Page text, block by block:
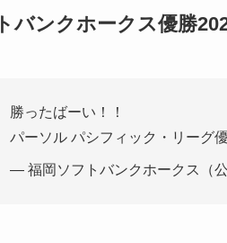
バンクホークス優勝
勝ったばーい！！
パーソル パシフィック・リーグ
— 福岡ソフトバンクホークス（